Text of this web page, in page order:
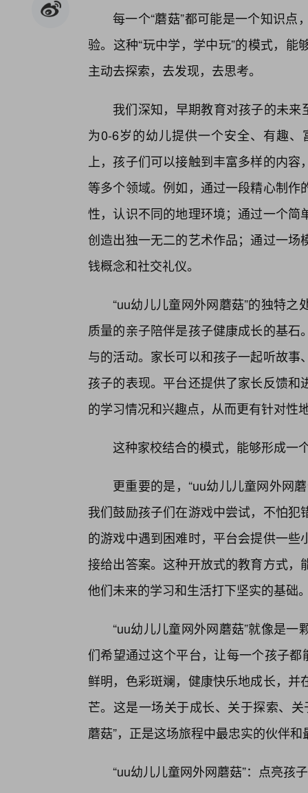
每一个“蘑菇”都可能是一个知识
验。这种“玩中学，学中玩”的模式，
主动去探索，去发现，去思考。
我们深知，早期教育对孩子的未来
为0-6岁的幼儿提供一个安全、有趣
上，孩子们可以接触到丰富多样的内
等多个领域。例如，通过一段精心制
性，认识不同的地理环境；通过一个
创造出独一无二的艺术作品；通过一
钱概念和社交礼仪。
“uu幼儿儿童网外网蘑菇”的独特
质量的亲子陪伴是孩子健康成长的基
与的活动。家长可以和孩子一起听故
孩子的表现。平台还提供了家长反馈
的学习情况和兴趣点，从而更有针对性
这种家校结合的模式，能够形成一
更重要的是，“uu幼儿儿童网外网
我们鼓励孩子们在游戏中尝试，不怕
的游戏中遇到困难时，平台会提供一
接给出答案。这种开放式的教育方式
他们未来的学习和生活打下坚实的基础
“uu幼儿儿童网外网蘑菇”就像是
们希望通过这个平台，让每一个孩子
鲜明，色彩斑斓，健康快乐地成长，
芒。这是一场关于成长、关于探索、
蘑菇”，正是这场旅程中最忠实的伙伴
“uu幼儿儿童网外网蘑菇”：点亮孩